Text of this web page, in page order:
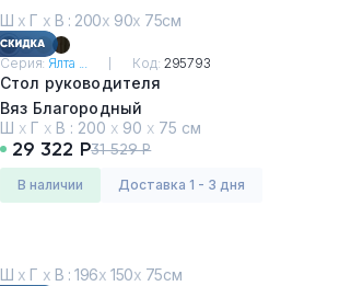
Ш х Г х В : 200х 90х 75см
Серия: Ялта ... Код: 295793
Стол руководителя
Вяз Благородный
Ш х Г х В : 200 х 90 х 75 см
29 322 Р31 529 Р
в наличии Доставка 1 - 3 дня
Ш х Г х В : 196х 150х 75см